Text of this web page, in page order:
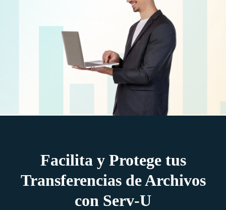
Facilita y Protege tus
Transferencias de Archivos
con Serv-U